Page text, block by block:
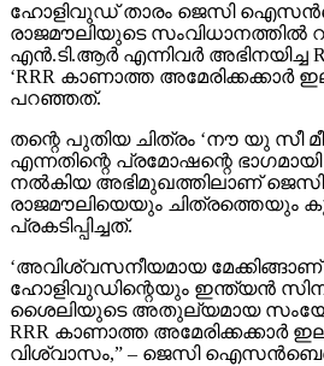
ഹോളിവുഡ് താരം ജെസി
രാജമൗലിയുടെ സംവിധാനത്തില്‍
എന്‍.ടി.ആര്‍ എന്നിവര്‍ അഭിനയിച്ച
‘RRR കാണാത്ത അമേരിക്കക്കാര്‍
പറഞ്ഞത്.
തന്റെ പുതിയ ചിത്രം ‘നൗ യു സീ
എന്നതിന്റെ പ്രമോഷന്റെ
നല്‍കിയ അഭിമുഖത്തിലാണ്
രാജമൗലിയെയും ചിത്രത്തെയും
പ്രകടിപ്പിച്ചത്.
‘അവിശ്വസനീയമായ മേക്കിങ്ങാണ്
ഹോളിവുഡിന്റെയും ഇന്ത്യന്‍
ശൈലിയുടെ അതുല്യമായ
RRR കാണാത്ത അമേരിക്കക്കാര്‍
വിശ്വാസം,” – ജെസി